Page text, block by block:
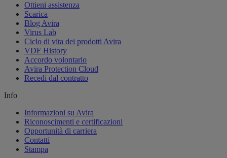
Ottieni assistenza
Scarica
Blog Avira
Virus Lab
Ciclo di vita dei prodotti Avira
VDF History
Accordo volontario
Avira Protection Cloud
Recedi dal contratto
Info
Informazioni su Avira
Riconoscimenti e certificazioni
Opportunità di carriera
Contatti
Stampa